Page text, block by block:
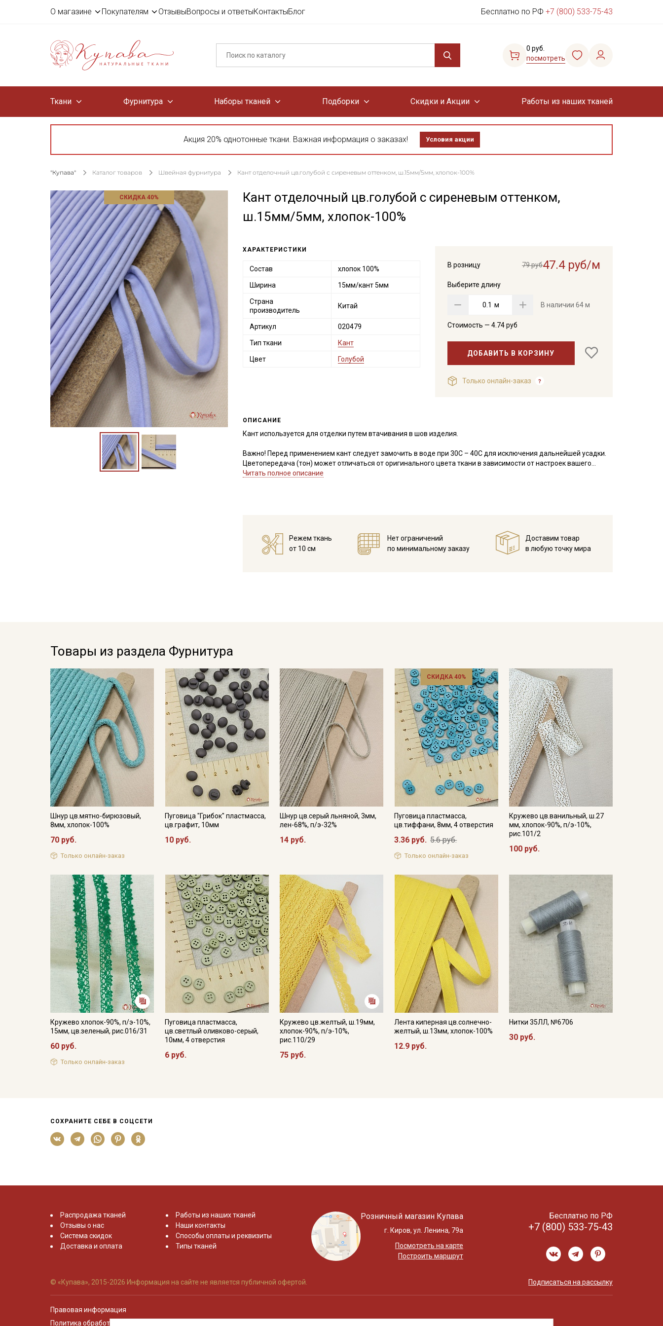
О магазине Покупателям ОтзывыВопросы и ответыКонтактыБлог Бесплатно по РФ +7 (800) 533-75-43
0 руб.
посмотреть
Ткани Фурнитура Наборы тканей Подборки Скидки и Акции Работы из наших тканей
Акция 20% однотонные ткани. Важная информация о заказах! Условия акции
"Купава" Каталог товаров Швейная фурнитура Кант отделочный цв.голубой с сиреневым оттенком, ш.15мм/5мм, хлопок-100%
СКИДКА 40%
Кант отделочный цв.голубой с сиреневым оттенком,
ш.15мм/5мм, хлопок-100%
В розницу 79 руб47.4 руб/м
Выберите длину
м В наличии 64 м
Стоимость — 4.74руб
ДОБАВИТЬ В КОРЗИНУ
Только онлайн-заказ
ХАРАКТЕРИСТИКИ
Состав хлопок 100%
Ширина 15мм/кант 5мм
Страна
производитель
Китай
Артикул 020479
Тип ткани Кант
Цвет Голубой
ОПИСАНИЕ
Кант используется для отделки путем втачивания в шов изделия.
Важно! Перед применением кант следует замочить в воде при 30С – 40С для исключения дальнейшей усадки.
Цветопередача (тон) может отличаться от оригинального цвета ткани в зависимости от настроек вашего
монитора и в зависимости от партии.
Читать полное описание
Режем ткань
от 10 см
Нет ограничений
по минимальному заказу
Доставим товар
в любую точку мира
Товары из раздела Фурнитура
Шнур цв.мятно-бирюзовый,
8мм, хлопок-100%
70 руб.
Только онлайн-заказ
Пуговица "Грибок" пластмасса,
цв.графит, 10мм
10 руб.
Шнур цв.серый льняной, 3мм,
лен-68%, п/э-32%
14 руб.
СКИДКА 40%
Пуговица пластмасса,
цв.тиффани, 8мм, 4 отверстия
3.36 руб. 5.6 руб.
Только онлайн-заказ
Кружево цв.ванильный, ш.27
мм, хлопок-90%, п/э-10%,
рис.101/2
100 руб.
Кружево хлопок-90%, п/э-10%,
15мм, цв.зеленый, рис.016/31
60 руб.
Только онлайн-заказ
Пуговица пластмасса,
цв.светлый оливково-серый,
10мм, 4 отверстия
6 руб.
Кружево цв.желтый, ш.19мм,
хлопок-90%, п/э-10%,
рис.110/29
75 руб.
Лента киперная цв.солнечно-
желтый, ш.13мм, хлопок-100%
12.9 руб.
Нитки 35ЛЛ, №6706
30 руб.
СОХРАНИТЕ СЕБЕ В СОЦСЕТИ
Распродажа тканей
Отзывы о нас
Система скидок
Доставка и оплата
Работы из наших тканей
Наши контакты
Способы оплаты и реквизиты
Типы тканей
Розничный магазин Купава
г. Киров, ул. Ленина, 79а
Посмотреть на карте
Построить маршрут
Бесплатно по РФ
+7 (800) 533-75-43
© «Купава», 2015-2026 Информация на сайте не является публичной офертой. Подписаться на рассылку
Правовая информация
Политика обработки персональных данных
Электронная почта
Подписаться
Ознакомлен(а) сПолитикой обработки персональных
данных
и даюСогласие на обработку персональных
данных
Согласие на получение рекламных и
информационных рассылок